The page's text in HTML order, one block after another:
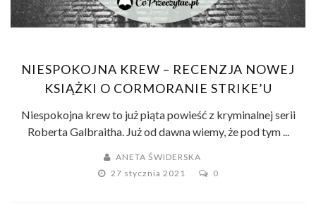
NIESPOKOJNA KREW – RECENZJA NOWEJ
KSIĄŻKI O CORMORANIE STRIKE’U
Niespokojna krew to już piąta powieść z kryminalnej serii
Roberta Galbraitha. Już od dawna wiemy, że pod tym ...
ANETA ŚWIDERSKA
27 stycznia 2021
0